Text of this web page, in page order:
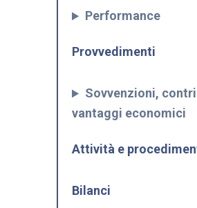
Performance
Provvedimenti
Sovvenzioni,
vantaggi economici
Attività e
Bilanci